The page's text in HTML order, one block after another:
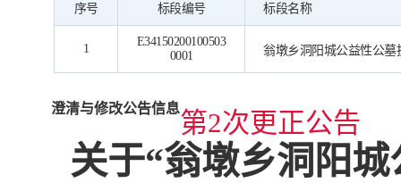
序号 标段编号 标段名称
1
E34150200100503
0001
翁墩乡洞阳城公益性公墓
澄清与修改公告信息第2次更正公告
关于“翁墩乡洞阳